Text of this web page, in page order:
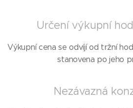
Určení výkupní
Výkupní cena se odvíjí od tržní
stanovena po jeho
Nezávazná